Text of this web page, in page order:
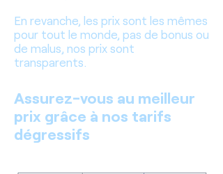
En revanche, les prix sont les mêmes
pour tout le monde, pas de bonus ou
de malus, nos prix sont
transparents.
Assurez-vous au meilleur
prix grâce à nos tarifs
dégressifs